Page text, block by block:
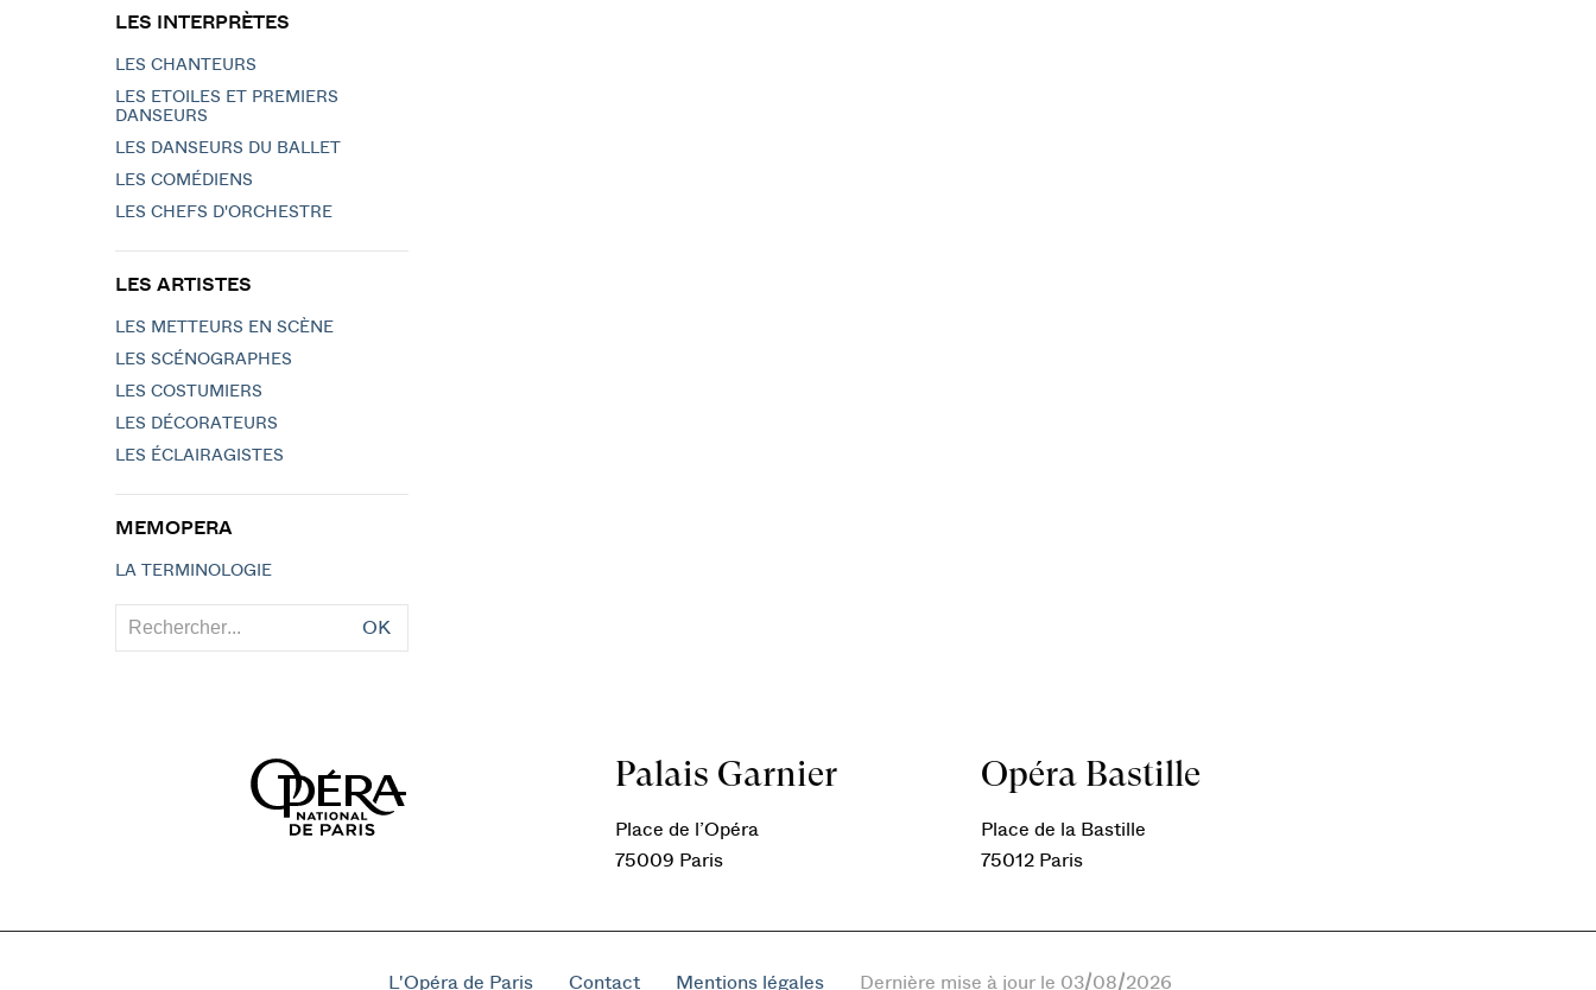
LES INTERPRÈTES
LES CHANTEURS
LES ETOILES ET PREMIERS
DANSEURS
LES DANSEURS DU BALLET
LES COMÉDIENS
LES CHEFS D'ORCHESTRE
LES ARTISTES
LES METTEURS EN SCÈNE
LES SCÉNOGRAPHES
LES COSTUMIERS
LES DÉCORATEURS
LES ÉCLAIRAGISTES
MEMOPERA
LA TERMINOLOGIE
OK
Palais Garnier
Place de l’Opéra
75009 Paris
Opéra Bastille
Place de la Bastille
75012 Paris
L'Opéra de Paris Contact Mentions légales Dernière mise à jour le 03/08/2026